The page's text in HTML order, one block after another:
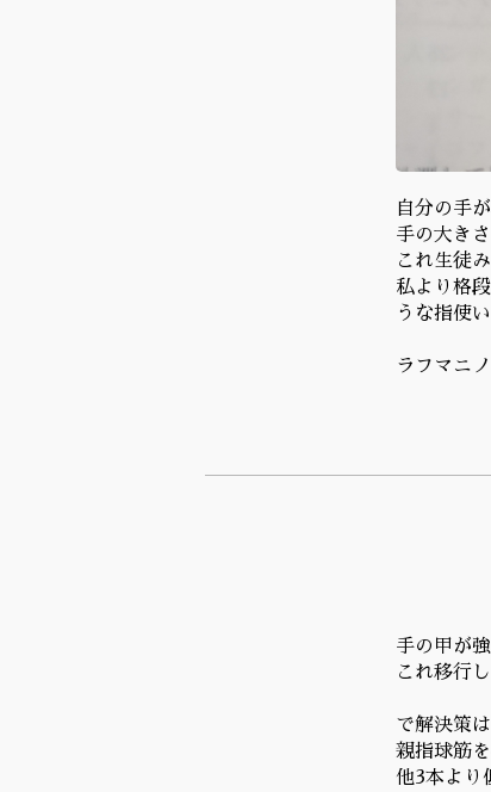
自分の手
手の大き
これ生徒
私より格
うな指使
ラフマニ
手の甲が
これ移行
で解決策
親指球筋
他3本よ